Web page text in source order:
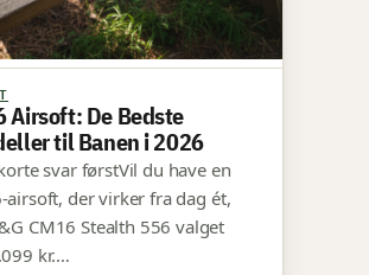
Airsoft: De Bedste
til Banen i 2026
svar førstVil du have en
airsoft, der virker fra dag ét,
CM16 Stealth 556 valget
kr.…